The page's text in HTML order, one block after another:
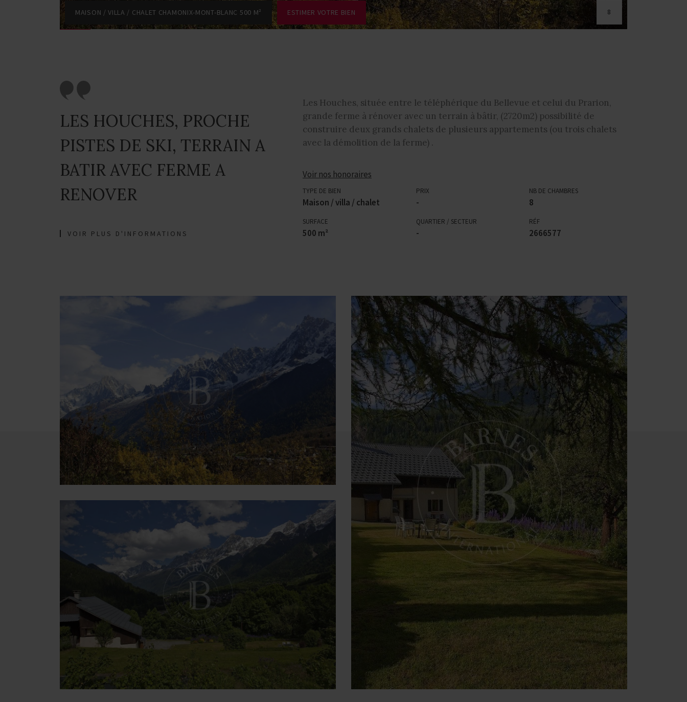
MAISON / VILLA / CHALET CHAMONIX-MONT-BLANC 500 M² ESTIMER VOTRE BIEN 8
LES HOUCHES, PROCHE
PISTES DE SKI, TERRAIN A
BATIR AVEC FERME A
RENOVER
VOIR PLUS D'INFORMATIONS
Les Houches, située entre le téléphérique du Bellevue et celui du Prarion,
grande ferme à rénover avec un terrain à bâtir, (2720m2) possibilité de
construire deux grands chalets de plusieurs appartements (ou trois chalets
avec la démolition de la ferme) .
Voir nos honoraires
TYPE DE BIEN
Maison / villa / chalet
PRIX
-
NB DE CHAMBRES
8
SURFACE
500 m²
QUARTIER / SECTEUR
-
RÉF
2666577